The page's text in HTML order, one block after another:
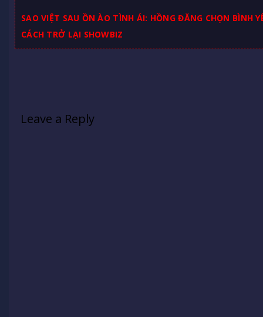
SAO VIỆT SAU ỒN ÀO TÌNH ÁI: HỒNG ĐĂNG CHỌN BÌNH
CÁCH TRỞ LẠI SHOWBIZ
Leave a Reply